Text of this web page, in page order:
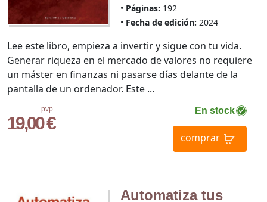
Páginas: 192
Fecha de edición: 2024
pvp.
19,00 €
En stock
comprar
Lee este libro, empieza a invertir y sigue con tu vida.
Generar riqueza en el mercado de valores no requiere
un máster en finanzas ni pasarse días delante de la
pantalla de un ordenador. Este ...
Automatiza tus